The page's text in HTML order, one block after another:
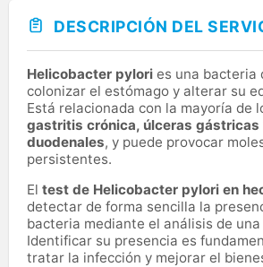
DESCRIPCIÓN DEL
Helicobacter pylori es una bacteria
colonizar el estómago y alterar su
Está relacionada con la mayoría de
gastritis crónica, úlceras gástricas
duodenales, y puede provocar
persistentes.
El test de Helicobacter pylori en
detectar de forma sencilla la
bacteria mediante el análisis de
Identificar su presencia es
tratar la infección y mejorar el